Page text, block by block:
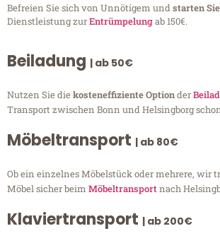
Befreien Sie sich von Unnötigem undstarten
Dienstleistung zurEntrümpelungab 150€.
Beiladung | ab 50€
Nutzen Sie diekosteneffiziente Optionder
Transport zwischen Bonn und Helsingborg
Möbeltransport | ab 80€
Ob ein einzelnes Möbelstück oder mehrere, wir
Möbel sicher beim Möbeltransportnach
Klaviertransport | ab 200€